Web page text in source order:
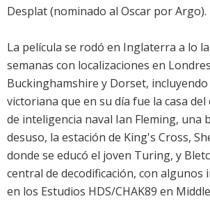
Desplat (nominado al Oscar por Argo).
La película se rodó en Inglaterra a lo
semanas con localizaciones en
Buckinghamshire y Dorset,
victoriana que en su día fue la casa
de inteligencia naval Ian Fleming, una
desuso, la estación de King's Cross,
donde se educó el joven Turing, y
central de decodificación, con algunos
en los Estudios HDS/CHAK89 en